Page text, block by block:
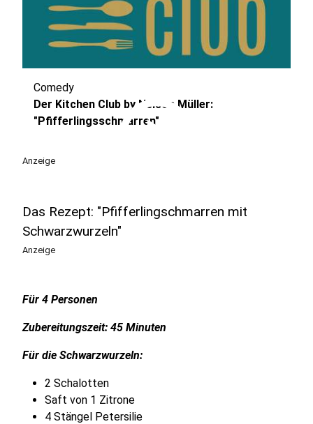
play_circle
Comedy
Der Kitchen Club by Nelson Müller:
"Pfifferlingsschmarren"
Anzeige
Das Rezept: "Pfifferlingschmarren mit
Schwarzwurzeln"
Anzeige
Für 4 Personen
Zubereitungszeit: 45 Minuten
Für die Schwarzwurzeln:
2 Schalotten
Saft von 1 Zitrone
4 Stängel Petersilie